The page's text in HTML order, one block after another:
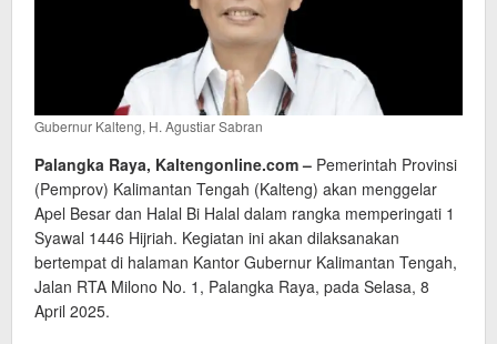
Gubernur Kalteng, H. Agustiar Sabran
Palangka Raya, Kaltengonline.com – Pemerintah Provinsi
(Pemprov) Kalimantan Tengah (Kalteng) akan menggelar
Apel Besar dan Halal Bi Halal dalam rangka memperingati 1
Syawal 1446 Hijriah. Kegiatan ini akan dilaksanakan
bertempat di halaman Kantor Gubernur Kalimantan Tengah,
Jalan RTA Milono No. 1, Palangka Raya, pada Selasa, 8
April 2025.